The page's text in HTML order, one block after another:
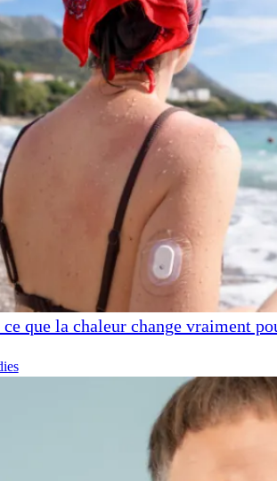
que la chaleur change vraiment